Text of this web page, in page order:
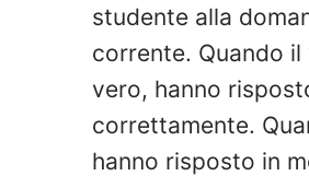
studente alla
corrente. Quando il
vero, hanno
correttamente.
hanno risposto in